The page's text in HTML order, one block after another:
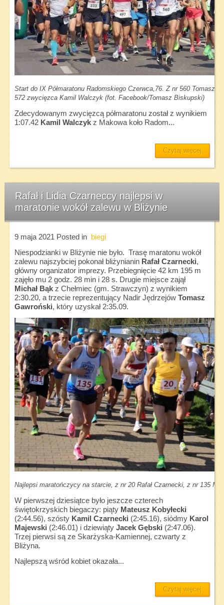
Start do IX Półmaratonu Radomskiego Czerwca,76. Z nr 560 Tomasz
572 zwycięzca Kamil Walczyk (fot. Facebook/Tomasz Biskupski)
Zdecydowanym zwycięzcą półmaratonu został z wynikiem
1:07.42 Kamil Walczykz Makowa koło Radom...
Czytaj więcej
Rafał i Lidia Czarneccy najlepsi w
maratonie wokół zalewu w Bliżynie
9 maja 2021Posted in
biegi
Niespodzianki w Bliżynie nie było. Trasę maratonu wokół
zalewu najszybciej pokonał bliżynianin Rafał Czarnecki,
główny organizator imprezy. Przebiegnięcie 42 km 195 m
zajęło mu 2 godz. 28 min i 28 s. Drugie miejsce zajął
Michał Bąkz Chełmiec (gm. Strawczyn) z wynikiem
2:30.20, a trzecie reprezentujący Nadir Jędrzejów Tomasz
Gawroński, który uzyskał 2:35.09.
Najlepsi maratończycy na starcie, z nr 20 Rafał Czarnecki, z nr 135
W pierwszej dziesiątce było jeszcze czterech
świętokrzyskich biegaczy: piąty Mateusz Kobyłecki
(2:44.56), szósty Kamil Czarnecki (2:45.16), siódmy Karol
Majewski (2:46.01) i dziewiąty Jacek Gębski (2:47.06).
Trzej pierwsi są ze Skarżyska-Kamiennej, czwarty z
Bliżyna.
Najlepszą wśród kobiet okazała...
Czytaj więcej